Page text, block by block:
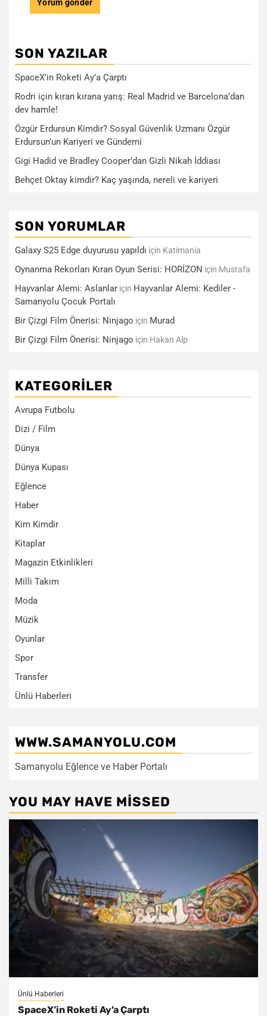
SON YAZILAR
SpaceX’in Roketi Ay’a Çarptı
Rodri için kıran kırana yarış: Real Madrid ve Barcelona’dan
dev hamle!
Özgür Erdursun Kimdir? Sosyal Güvenlik Uzmanı Özgür
Erdursun’un Kariyeri ve Gündemi
Gigi Hadid ve Bradley Cooper’dan Gizli Nikah İddiası
Behçet Oktay kimdir? Kaç yaşında, nereli ve kariyeri
SON YORUMLAR
Galaxy S25 Edge duyurusu yapıldı için Katimania
Oynanma Rekorları Kıran Oyun Serisi: HORİZON için Mustafa
Hayvanlar Alemi: Aslanlar için Hayvanlar Alemi: Kediler -
Samanyolu Çocuk Portalı
Bir Çizgi Film Önerisi: Ninjago için Murad
Bir Çizgi Film Önerisi: Ninjago için Hakan Alp
KATEGORILER
Avrupa Futbolu
Dizi / Film
Dünya
Dünya Kupası
Eğlence
Haber
Kim Kimdir
Kitaplar
Magazin Etkinlikleri
Milli Takım
Moda
Müzik
Oyunlar
Spor
Transfer
Ünlü Haberleri
WWW.SAMANYOLU.COM
Samanyolu Eğlence ve Haber Portalı
YOU MAY HAVE MISSED
Ünlü Haberleri
SpaceX’in Roketi Ay’a Çarptı